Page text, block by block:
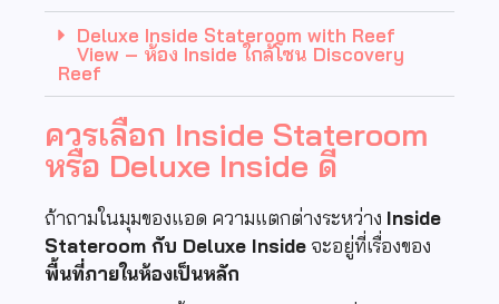
Deluxe Inside Stateroom with Reef
View – ห้อง Inside ใกล้โซน Discovery
Reef
ควรเลือก Inside Stateroom
หรือ Deluxe Inside ดี
ถ้าถามในมุมของแอด ความแตกต่างระหว่าง Inside
Stateroom กับ Deluxe Inside จะอยู่ที่เรื่องของ
พื้นที่ภายในห้องเป็นหลัก